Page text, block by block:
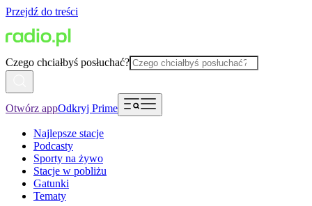
Przejdź do treści
Czego chciałbyś posłuchać?
Otwórz appOdkryj Prime
Najlepsze stacje
Podcasty
Sporty na żywo
Stacje w pobliżu
Gatunki
Tematy